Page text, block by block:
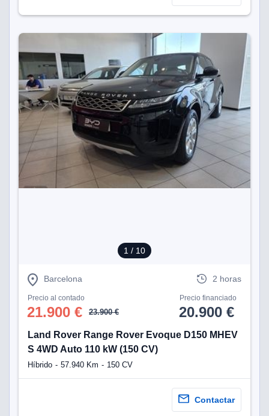
1 / 10
Barcelona 2 horas
Precio al contado
21.900 € 23.900 €
Precio financiado
20.900 €
Land Rover Range Rover Evoque D150 MHEV
S 4WD Auto 110 kW (150 CV)
Híbrido 57.940 Km 150 CV
Contactar